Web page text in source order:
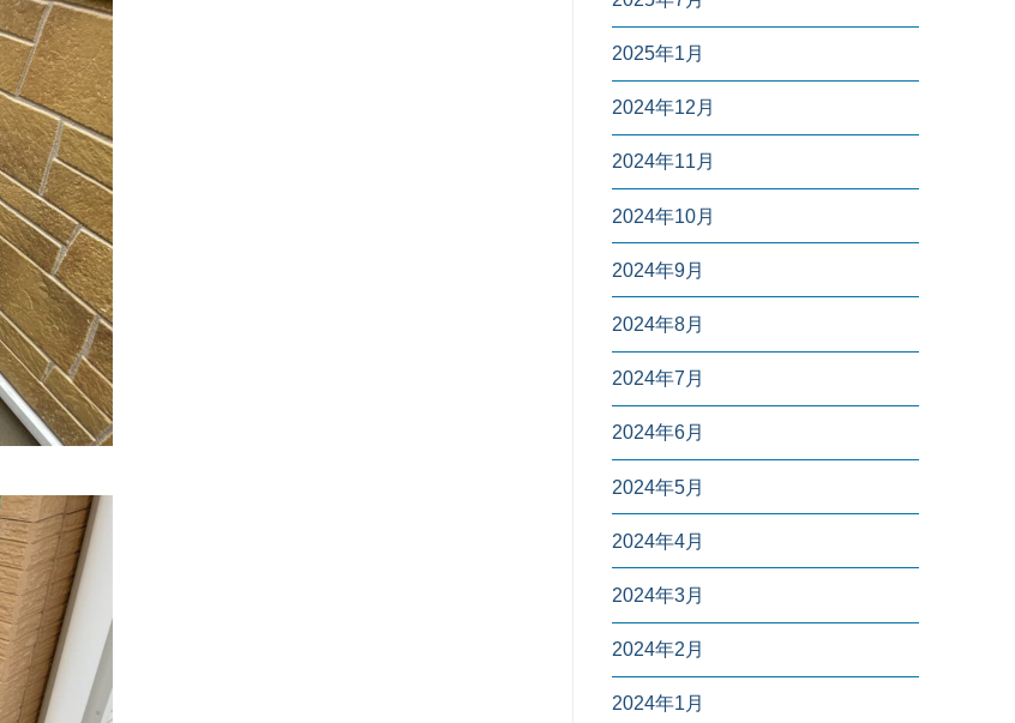
2025年1月
2024年12月
2024年11月
2024年10月
2024年9月
2024年8月
2024年7月
2024年6月
2024年5月
2024年4月
2024年3月
2024年2月
2024年1月